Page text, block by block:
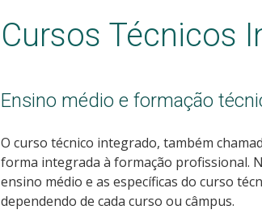
Cursos Técnicos
Ensino médio e formação
O curso técnico integrado, também
forma integrada à formação profissional.
ensino médio e as específicas do curso
dependendo de cada curso ou câmpus.